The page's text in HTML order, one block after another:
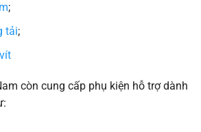
;
tải;
còn cung cấp phụ kiện hỗ trợ dành